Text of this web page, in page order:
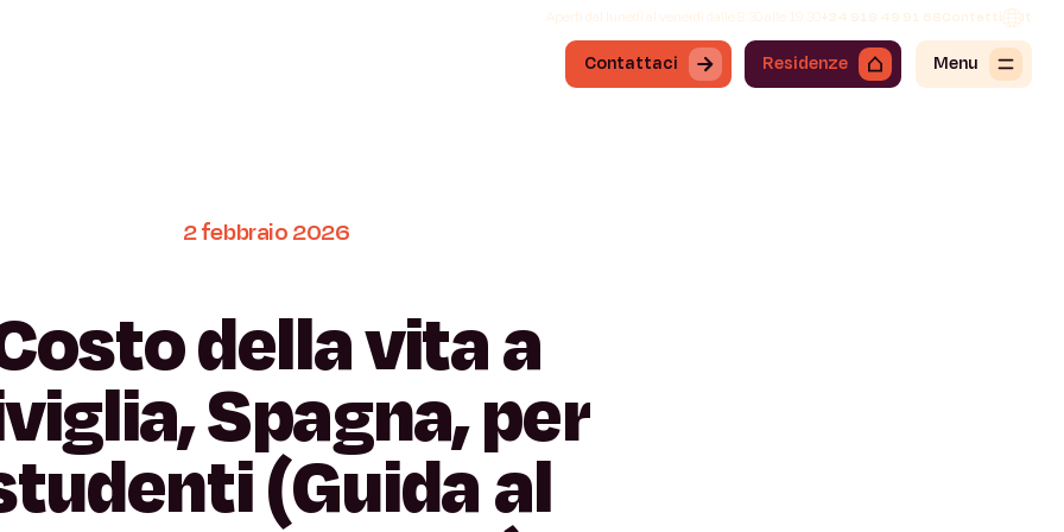
Aperti dal lunedì al venerdì dalle 8:30 alle 19:30+34 919 49 91 68Contatti It
Contattaci Residenze Menu
2febbraio2026
dellavitaa
Spagna,per
(Guidaal